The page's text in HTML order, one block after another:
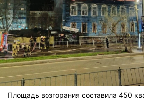
Площадь возгорания составила 450